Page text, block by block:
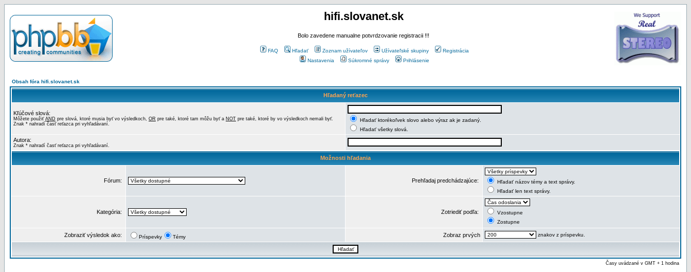
hifi.slovanet.sk
Bolo zavedene manualne potvrdzovanie registracii !!!
FAQ Hľadať Zoznam užívateľov Užívateľské skupiny
Registrácia
Nastavenia
Súkromné správy Prihlásenie
Obsah fóra hifi.slovanet.sk
Hľadaný reťazec
Kľúčové slová:
Môžete použiť AND pre slová, ktoré musia byť vo výsledkoch, OR pre také, ktoré tam môžu byť a NOT pre také, ktoré by vo výsledkoch nemali byť.
Znak * nahradí časť reťazca pri vyhľadávaní.
Hľadať ktorékoľvek slovo alebo výraz ak je zadaný.
Hľadať všetky slová.
Autora:
Znak * nahradí časť reťazca pri vyhľadávaní.
Možnosti hľadania
Fórum: Prehľadaj predchádzajúce:
Hľadať názov témy a text správy.
Hľadať len text správy.
Kategória: Zotriediť podľa:
Vzostupne
Zostupne
Zobraziť výsledok ako: Príspevky Témy Zobraz prvých znakov z príspevku.
Časy uvádzané v GMT + 1 hodina